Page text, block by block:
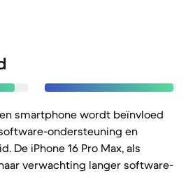
smartphone wordt beïnvloed
ondersteuning en
De iPhone 16 Pro Max, als
verwachting langer software-